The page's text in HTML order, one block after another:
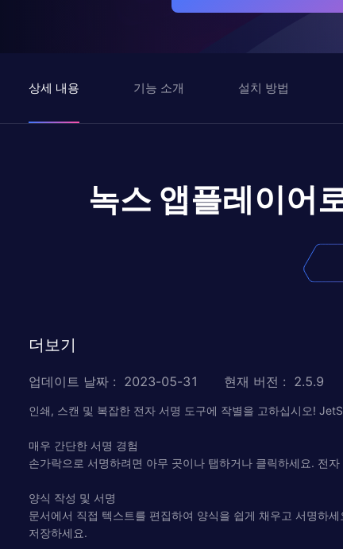
상세 내용 기능 소개 설치 방법
녹스 앱플레이어
더보기
업데이트 날짜 : 2023-05-31 현재 버전 : 2.5.9
인쇄, 스캔 및 복잡한 전자 서명 도구에 작별을 고하십시오!
매우 간단한 서명 경험
손가락으로 서명하려면 아무 곳이나 탭하거나 클릭하세요. 전
양식 작성 및 서명
문서에서 직접 텍스트를 편집하여 양식을 쉽게 채우고 서명하
저장하세요.